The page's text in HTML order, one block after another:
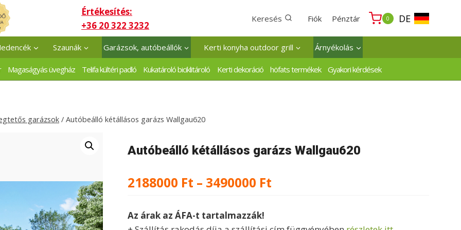
Értékesítés:
+36 20 322 3232
Keresés Fiók Pénztár 0 DE
Szaunák Garázsok, autóbeállók Kerti konyha outdoor grill Árnyékolás
Magaságyás üvegház Telifa kültéri padló Kukatároló biciklitároló Kerti dekoráció höfats termékek Gyakori kérdések
garázsok / Autóbeálló kétállásos garázs Wallgau620
Autóbeálló kétállásos garázs Wallgau620
2188000 Ft – 3490000 Ft
-
Az árak az ÁFA-t tartalmazzák!